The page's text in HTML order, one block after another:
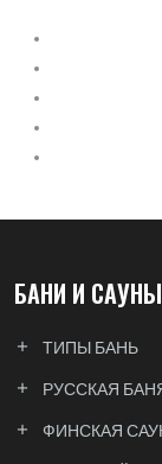
БАНИ И САУНЫ
ТИПЫ БАНЬ
РУССКАЯ
ФИНСКАЯ